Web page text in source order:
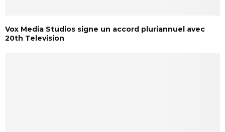
Vox Media Studios signe un accord pluriannuel avec
20th Television